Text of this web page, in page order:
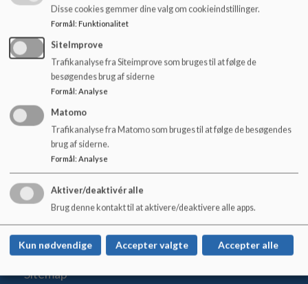
Dagtilbuddets hjemmeside
Dagtilbuddets Facebookside
Infoskærme i dagtilbud
Lem Stationsskole
Skolegade 34, 6940 Lem St.
lem-stationsskole@rksk.dk
EAN NR. 5798004734995
Tilgængelighedserklæring
Sitemap
Disse cookies gemmer dine valg om cookieindstillinger.
Formål: Funktionalitet
SiteImprove
Trafikanalyse fra Siteimprove som bruges til at følge de
besøgendes brug af siderne
Formål: Analyse
Matomo
Trafikanalyse fra Matomo som bruges til at følge de besøgendes
brug af siderne.
Formål: Analyse
Aktiver/deaktivér alle
Brug denne kontakt til at aktivere/deaktivere alle apps.
Kun nødvendige Accepter valgte Accepter alle